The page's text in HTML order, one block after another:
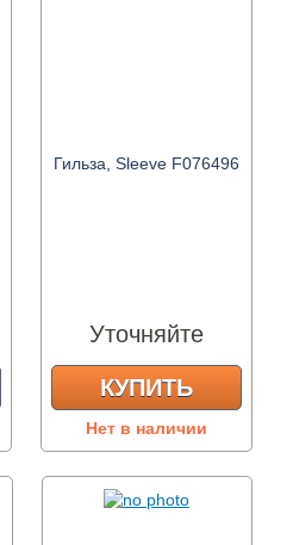
Гильза, Sleeve F076496
Уточняйте
КУПИТЬ
Нет в наличии